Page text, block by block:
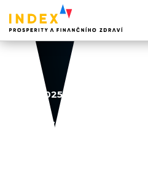
23. 9. 2025
Dostupnost